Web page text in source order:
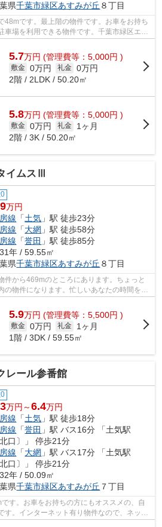
県千葉市緑区あすみが丘 ８丁目
48mです。最上階の物件です。お車をお持ち
車場を利用できる物件です。千葉市緑区エリ
ィブ・ト...
5.7万円 (管理費等：5,000円 )
敷金 0万円 礼金 0万円
2階 / 2LDK / 50.20㎡
5.8万円 (管理費等：5,000円 )
敷金 0万円 礼金
1ヶ月
2階 / 3K / 50.20㎡
イムスⅢ
万円
線 「土気 」駅 徒歩23分
線 「大網 」駅 徒歩58分
線 「誉田 」駅 徒歩85分
年 / 59.55㎡
県千葉市緑区あすみが丘 ８丁目
件から469mのところにあります。ちょっと
の物件になります。忙しいあなたの時間を有
き場です...
5.9万円 (管理費等：5,500円 )
敷金 0万円 礼金
1ヶ月
1階 / 3DK / 59.55㎡
レール参番館
万円～6.4万円
線 「土気 」駅 徒歩18分
線 「誉田 」駅 バス16分 「土気駅
北口〕」 停歩21分
線 「大網 」駅 バス17分 「土気駅
北口〕」 停歩21分
年 / 50.09㎡
県千葉市緑区あすみが丘 ７丁目
す。お車をお持ちの方にもオススメの、自
す。インターネット有り物件なので、ネット
ご来店予...